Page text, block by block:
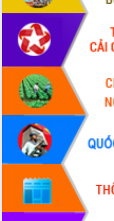
Không có file video nào để phát.
ALBUM ẢNH
LIÊN KẾT WEB